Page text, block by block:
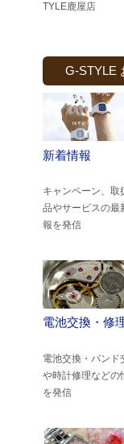
TYLE鹿屋店
G-STYLE
新着情報
キャンペーン、取
品やサービスの最
報を発信
電池交換・修
電池交換・バンド
や時計修理などの
を発信